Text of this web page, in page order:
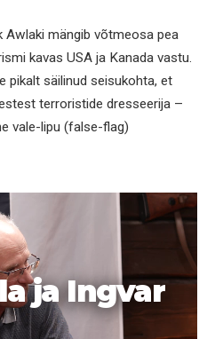
Awlaki mängib võtmeosa pea
kavas USA ja Kanada vastu.
pikalt säilinud seisukohta, et
terroristide dresseerija –
vale-lipu (false-flag)
ja Ingvar